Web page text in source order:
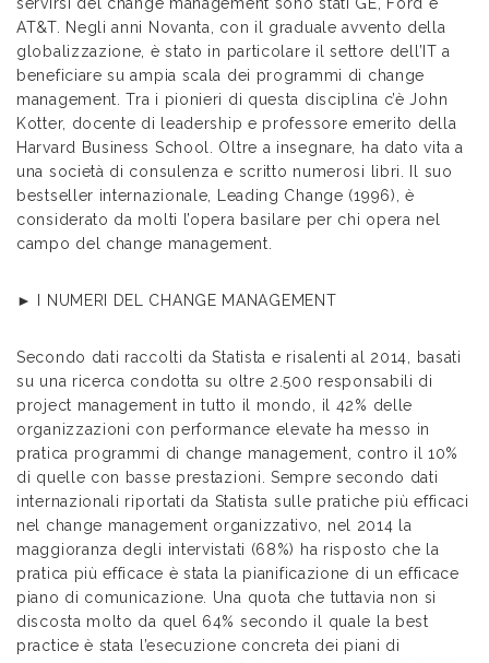
AT&T. Negli anni Novanta, con il graduale avvento della
globalizzazione, è stato in particolare il settore dell’IT a
beneficiare su ampia scala dei programmi di change
management. Tra i pionieri di questa disciplina c’è John
Kotter, docente di leadership e professore emerito della
Harvard Business School. Oltre a insegnare, ha dato vita a
una società di consulenza e scritto numerosi libri. Il suo
bestseller internazionale, Leading Change (1996), è
considerato da molti l’opera basilare per chi opera nel
campo del change management.
► I NUMERI DEL CHANGE MANAGEMENT
Secondo dati raccolti da Statista e risalenti al 2014, basati
su una ricerca condotta su oltre 2.500 responsabili di
project management in tutto il mondo, il 42% delle
organizzazioni con performance elevate ha messo in
pratica programmi di change management, contro il 10%
di quelle con basse prestazioni. Sempre secondo dati
internazionali riportati da Statista sulle pratiche più efficaci
nel change management organizzativo, nel 2014 la
maggioranza degli intervistati (68%) ha risposto che la
pratica più efficace è stata la pianificazione di un efficace
piano di comunicazione. Una quota che tuttavia non si
discosta molto da quel 64% secondo il quale la best
practice è stata l’esecuzione concreta dei piani di